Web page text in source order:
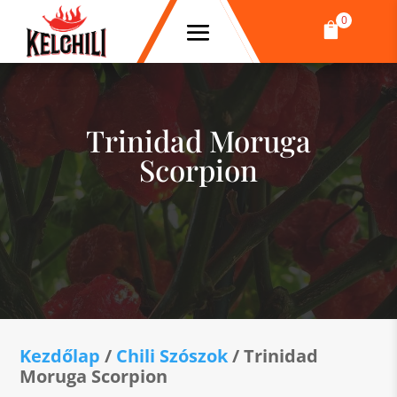
0

Trinidad Moruga
Scorpion
Kezdőlap / Chili Szószok/ Trinidad
Moruga Scorpion